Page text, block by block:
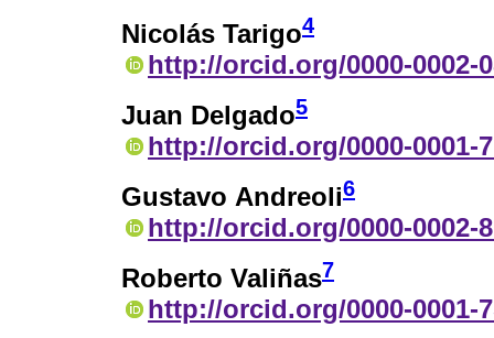
Nicolás Tarigo4
http://orcid.org/0000-0002-
Juan Delgado5
http://orcid.org/0000-0001-
Gustavo Andreoli6
http://orcid.org/0000-0002-
Roberto Valiñas7
http://orcid.org/0000-0001-